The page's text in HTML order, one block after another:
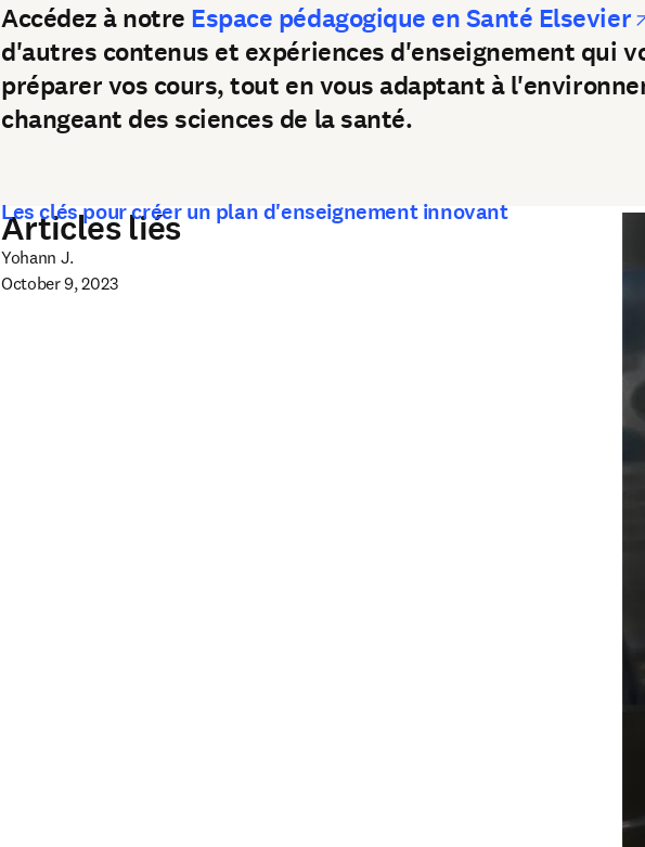
Accédez à notre Espace pédagogique en Santé Elsevier
d'autres contenus et expériences d'enseignement qui
préparer vos cours, tout en vous adaptant à
changeant des sciences de la santé.
Articles liés
Les clés pour créer un plan d'enseignement innovant
Yohann J.
October 9, 2023